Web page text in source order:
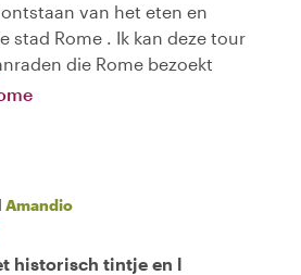
van het eten en
stad Rome . Ik kan deze tour
die Rome bezoekt
Amandio
historisch tintje en l